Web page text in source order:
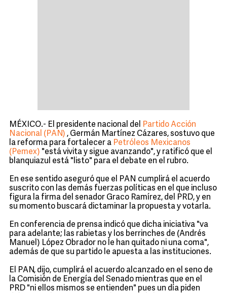
MÉXICO.- El presidente nacional del
Partido Acción
Nacional (PAN) , Germán Martínez Cázares, sostuvo que
la reforma para fortalecer a Petróleos Mexicanos
(Pemex) "está vivita y sigue avanzando", y ratificó que el
blanquiazul está "listo" para el debate en el rubro.
En ese sentido aseguró que el PAN cumplirá el acuerdo
suscrito con las demás fuerzas políticas en el que incluso
figura la firma del senador Graco Ramírez, del PRD, y en
su momento buscará dictaminar la propuesta y votarla.
En conferencia de prensa indicó que dicha iniciativa "va
para adelante; las rabietas y los berrinches de (Andrés
Manuel) López Obrador no le han quitado ni una coma",
además de que su partido le apuesta a las instituciones.
El PAN, dijo, cumplirá el acuerdo alcanzado en el seno de
la Comisión de Energía del Senado mientras que en el
PRD "ni ellos mismos se entienden" pues un día piden